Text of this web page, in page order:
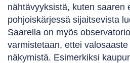
nähtävyyksistä, kuten saaren
pohjoiskärjessä sijaitsevista
Saarella on myös
varmistetaan, ettei
näkymistä. Esimerkiksi